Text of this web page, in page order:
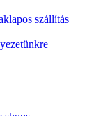
szállítás